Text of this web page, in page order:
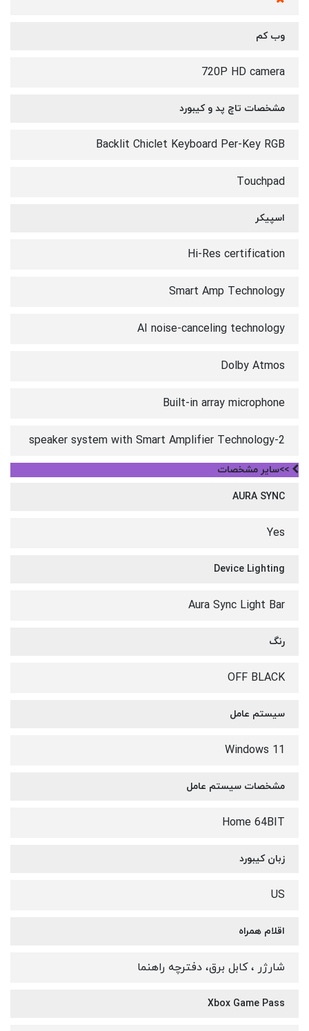
وب کم
720P HD camera
مشخصات تاچ پد و کیبورد
Backlit Chiclet Keyboard Per-Key RGB
Touchpad
اسپیکر
Hi-Res certification
Smart Amp Technology
AI noise-canceling technology
Dolby Atmos
Built-in array microphone
2-speaker system with Smart Amplifier Technology
>>سایر مشخصات
AURA SYNC
Yes
Device Lighting
Aura Sync Light Bar
رنگ
OFF BLACK
سیستم عامل
Windows 11
مشخصات سیستم عامل
Home 64BIT
زبان کیبورد
US
اقلام همراه
شارژر ، کابل برق، دفترچه راهنما
Xbox Game Pass